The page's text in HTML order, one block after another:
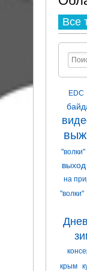
Все
EDC
"волки"
выход
на
"волки"
крым